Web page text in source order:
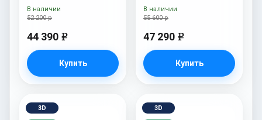
сумка Denim
52 200 р
44 390 e
Купить
В наличии
Sahara
55 600 р
47 290 e
Купить
В наличии
3D 3D